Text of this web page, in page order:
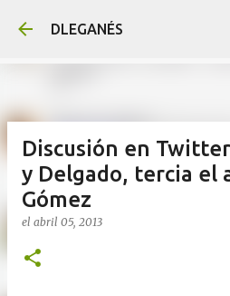
DLEGANÉS
Discusión en
y Delgado, tercia el
Gómez
el abril 05, 2013